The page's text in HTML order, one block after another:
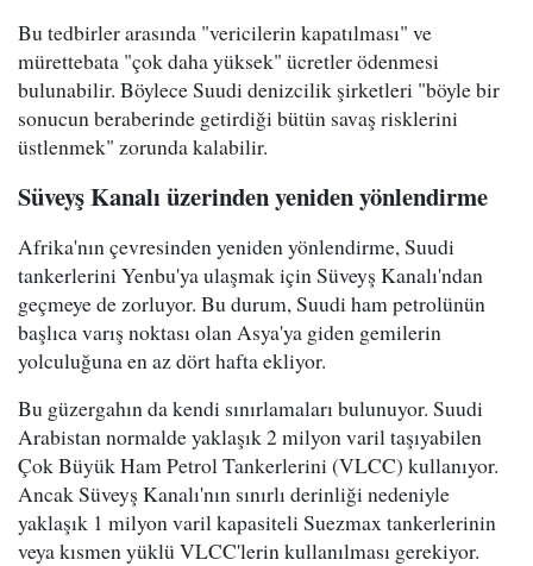
Bu tedbirler arasında "vericilerin kapatılması" ve
mürettebata "çok daha yüksek" ücretler ödenmesi
bulunabilir. Böylece Suudi denizcilik şirketleri "böyle bir
sonucun beraberinde getirdiği bütün savaş risklerini
üstlenmek" zorunda kalabilir.
Süveyş Kanalı üzerinden yeniden yönlendirme
Afrika'nın çevresinden yeniden yönlendirme, Suudi
tankerlerini Yenbu'ya ulaşmak için Süveyş Kanalı'ndan
geçmeye de zorluyor. Bu durum, Suudi ham petrolünün
başlıca varış noktası olan Asya'ya giden gemilerin
yolculuğuna en az dört hafta ekliyor.
Bu güzergahın da kendi sınırlamaları bulunuyor. Suudi
Arabistan normalde yaklaşık 2 milyon varil taşıyabilen
Çok Büyük Ham Petrol Tankerlerini (VLCC) kullanıyor.
Ancak Süveyş Kanalı'nın sınırlı derinliği nedeniyle
yaklaşık 1 milyon varil kapasiteli Suezmax tankerlerinin
veya kısmen yüklü VLCC'lerin kullanılması gerekiyor.